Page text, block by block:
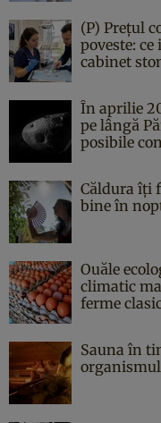
(P) Prețul
poveste:
cabinet
În aprilie
pe lângă
posibile
Căldura îți
bine în
Ouăle
climatic
ferme
Sauna în